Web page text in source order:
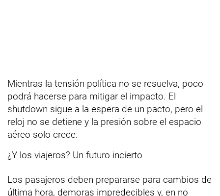
Mientras la tensión política no se resuelva, poco
podrá hacerse para mitigar el impacto. El
shutdown sigue a la espera de un pacto, pero el
reloj no se detiene y la presión sobre el espacio
aéreo solo crece.
¿Y los viajeros? Un futuro incierto
Los pasajeros deben prepararse para cambios de
última hora, demoras impredecibles y, en no